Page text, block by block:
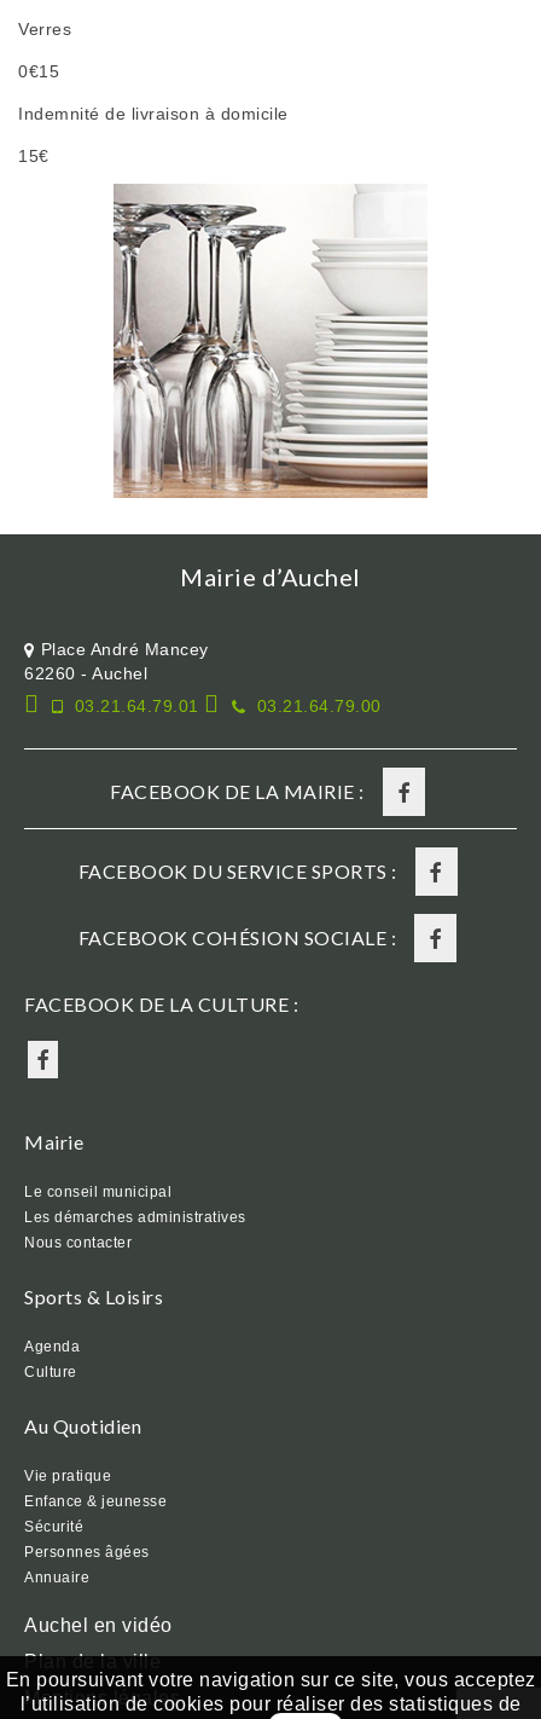
Verres
0€15
Indemnité de livraison à domicile
15€
Mairie d’Auchel
Place André Mancey
62260 - Auchel
03.21.64.79.01
03.21.64.79.00
FACEBOOK DE LA MAIRIE :
FACEBOOK DU SERVICE SPORTS :
FACEBOOK COHÉSION SOCIALE :
FACEBOOK DE LA CULTURE :
Mairie
Le conseil municipal
Les démarches administratives
Nous contacter
Sports & Loisirs
Agenda
Culture
Au Quotidien
Vie pratique
Enfance & jeunesse
Sécurité
Personnes âgées
Annuaire
Auchel en vidéo
Plan de la ville
Mentions légales
En poursuivant votre navigation sur ce site, vous acceptez
l’utilisation de cookies pour réaliser des statistiques de